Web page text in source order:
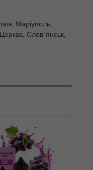
Маріуполь,
Слов`янськ,